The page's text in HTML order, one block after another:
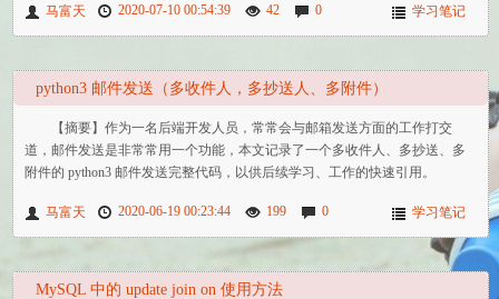
2020-07-10 00:54:39 42 0 学习笔记
马富天
python3 邮件发送（多收件人，多抄送人、多附件）
【摘要】作为一名后端开发人员，常常会与邮箱发送方面的工作打交
道，邮件发送是非常常用一个功能，本文记录了一个多收件人、多抄送、多
附件的 python3 邮件发送完整代码，以供后续学习、工作的快速引用。
2020-06-19 00:23:44 199 0 学习笔记
马富天
MySQL 中的 update join on 使用方法